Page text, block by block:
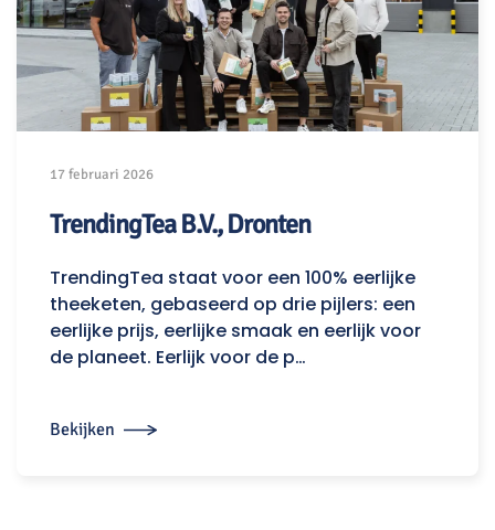
17 februari 2026
TrendingTea B.V., Dronten
TrendingTea staat voor een 100% eerlijke
theeketen, gebaseerd op drie pijlers: een
eerlijke prijs, eerlijke smaak en eerlijk voor
de planeet. Eerlijk voor de p…
Bekijken